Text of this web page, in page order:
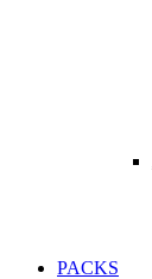
PACKS